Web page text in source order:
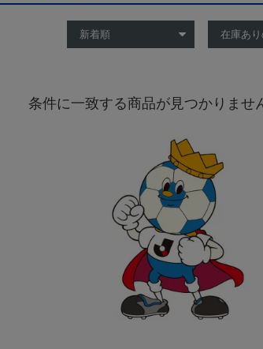
条件に一致する商品が見つかりませ